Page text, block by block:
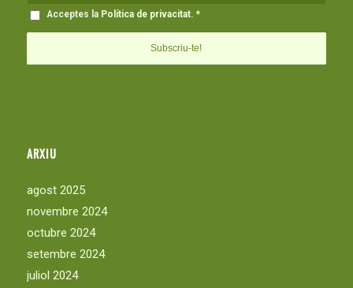
Acceptes la Política de privacitat. *
ARXIU
agost 2025
novembre 2024
octubre 2024
setembre 2024
juliol 2024